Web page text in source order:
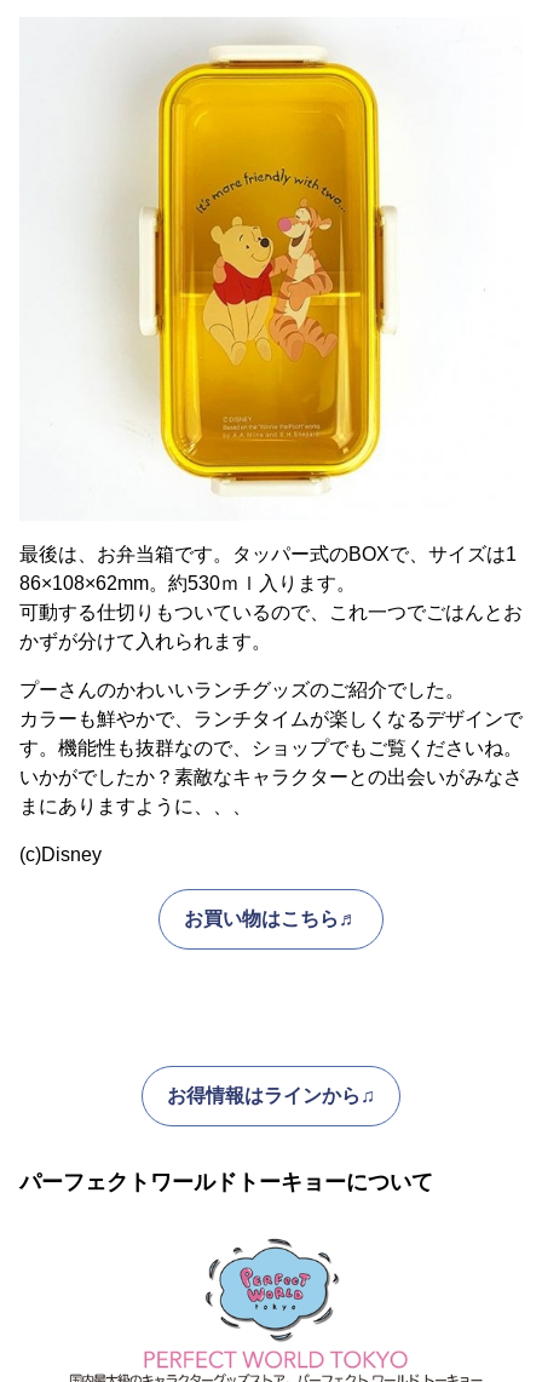
最後は、お弁当箱です。タッパー式のBOXで、サイズは1
86×108×62mm。約530ｍｌ入ります。
可動する仕切りもついているので、これ一つでごはんとお
かずが分けて入れられます。
プーさんのかわいいランチグッズのご紹介でした。
カラーも鮮やかで、ランチタイムが楽しくなるデザインで
す。機能性も抜群なので、ショップでもご覧くださいね。
いかがでしたか？素敵なキャラクターとの出会いがみなさ
まにありますように、、、
(c)Disney
お買い物はこちら♬
お得情報はラインから♫
パーフェクトワールドトーキョーについて